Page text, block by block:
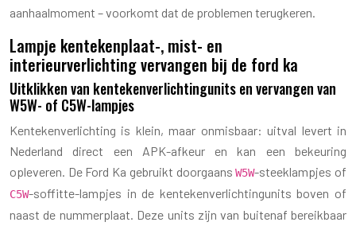
aanhaalmoment – voorkomt dat de problemen terugkeren.
Lampje kentekenplaat-, mist- en
interieurverlichting vervangen bij de ford ka
Uitklikken van kentekenverlichtingunits en vervangen van
W5W- of C5W-lampjes
Kentekenverlichting is klein, maar onmisbaar: uitval levert in
Nederland direct een APK-afkeur en kan een bekeuring
opleveren. De Ford Ka gebruikt doorgaansW5W-steeklampjes of
C5W-soffitte-lampjes in de kentekenverlichtingunits boven of
naast de nummerplaat. Deze units zijn van buitenaf bereikbaar